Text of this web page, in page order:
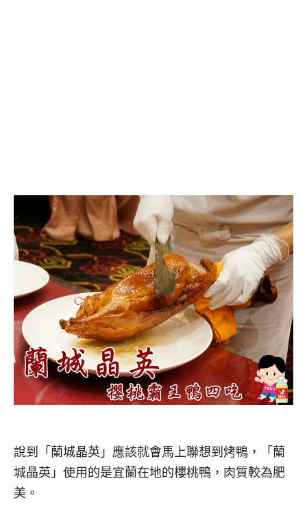
說到「蘭城晶英」應該就會馬上聯想到烤鴨，「蘭
城晶英」使用的是宜蘭在地的櫻桃鴨，肉質較為肥
美。